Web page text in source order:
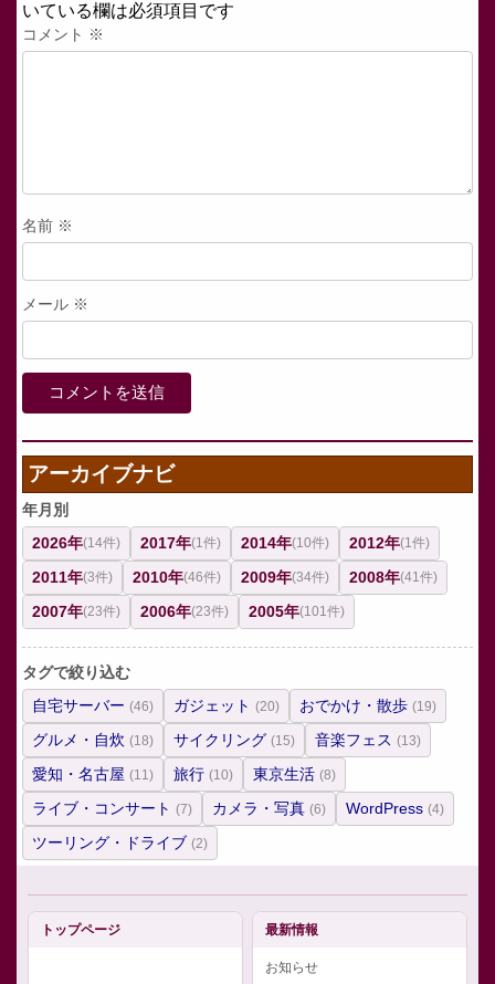
いている欄は必須項目です
コメント ※
名前 ※
メール ※
アーカイブナビ
年月別
2026年(14件) 2017年(1件) 2014年(10件) 2012年(1件)
2011年(3件) 2010年(46件) 2009年(34件) 2008年(41件)
2007年(23件) 2006年(23件) 2005年(101件)
タグで絞り込む
自宅サーバー (46) ガジェット (20) おでかけ・散歩 (19)
グルメ・自炊 (18) サイクリング (15) 音楽フェス (13)
愛知・名古屋 (11) 旅行 (10) 東京生活 (8)
ライブ・コンサート (7) カメラ・写真 (6) WordPress (4)
ツーリング・ドライブ (2)
トップページ 最新情報
お知らせ